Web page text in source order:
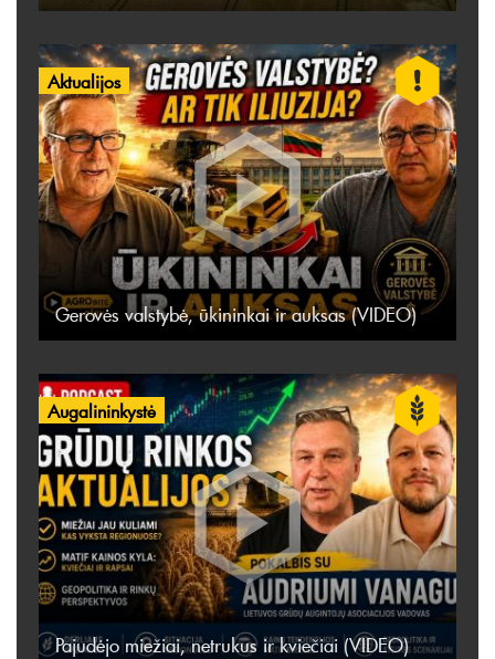
Aktualijos
Gerovės valstybė, ūkininkai ir auksas (VIDEO)
Augalininkystė
Pajudėjo miežiai, netrukus ir kviečiai (VIDEO)